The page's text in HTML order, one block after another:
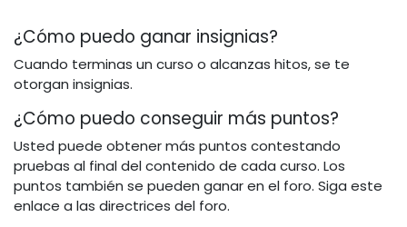
¿Cómo puedo ganar insignias?
Cuando terminas un curso o alcanzas hitos, se te
otorgan insignias.
¿Cómo puedo conseguir más puntos?
Usted puede obtener más puntos contestando
pruebas al final del contenido de cada curso. Los
puntos también se pueden ganar en el foro. Siga este
enlace a las directrices del foro.